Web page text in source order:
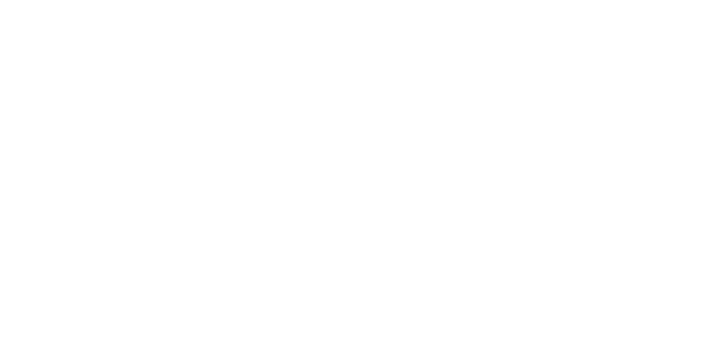
переезд в Хиккадува. Здесь у нас пляжный отдых и свободное время. Двенадцатый день выдался жарким и солнечным.
возможность сингл-рума, либо заранее посмотрите, где будут остановки в программе (сами названия отелей были в
не составит труда).
команда?
команде были все разные и интересные, транспорт хороший, водитель, его помощник и гид – люди приветливые и